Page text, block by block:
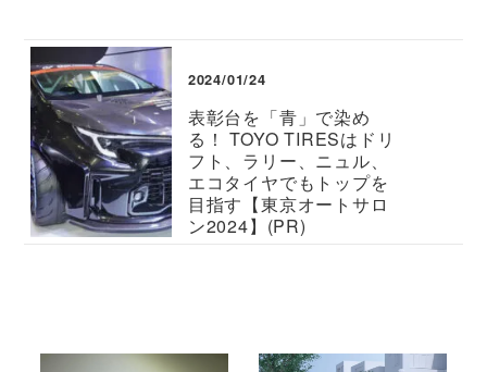
2024/01/24
表彰台を「青」で染め
る！ TOYO TIRESはドリ
フト、ラリー、ニュル、
エコタイヤでもトップを
目指す【東京オートサロ
ン2024】(PR)